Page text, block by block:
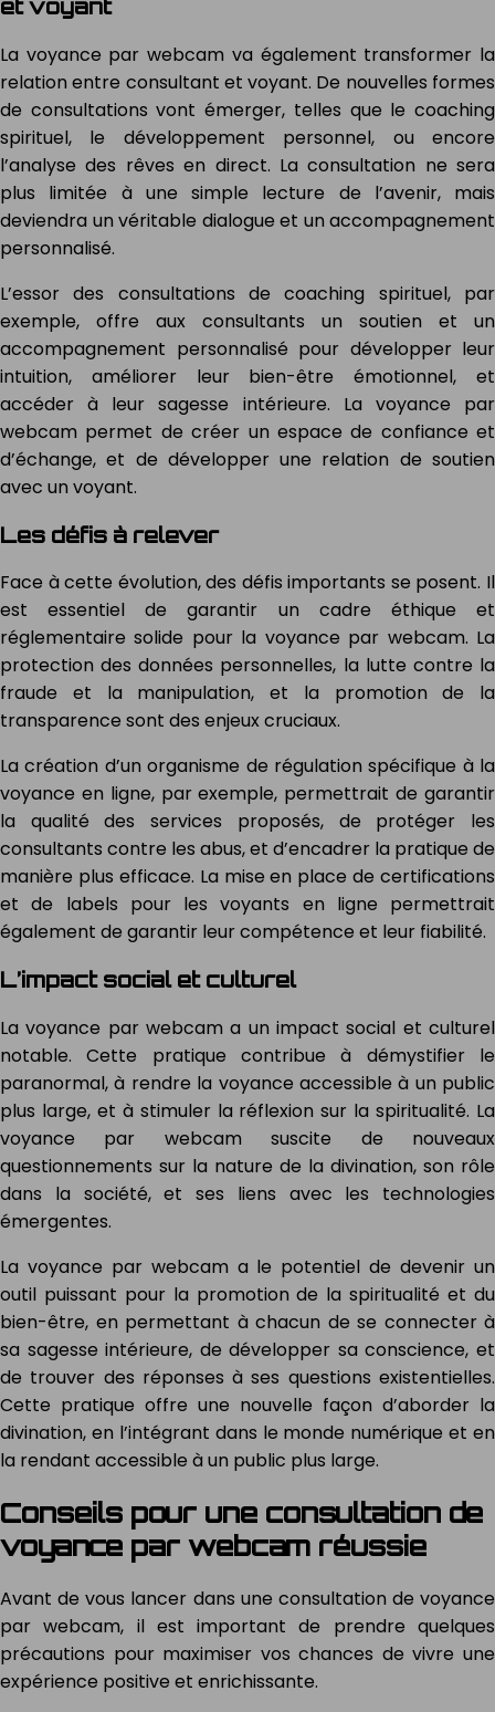
et voyant
La voyance par webcam va également transformer la
relation entre consultant et voyant. De nouvelles formes
de consultations vont émerger, telles que le coaching
spirituel, le développement personnel, ou encore
l’analyse des rêves en direct. La consultation ne sera
plus limitée à une simple lecture de l’avenir, mais
deviendra un véritable dialogue et un accompagnement
personnalisé.
L’essor des consultations de coaching spirituel, par
exemple, offre aux consultants un soutien et un
accompagnement personnalisé pour développer leur
intuition, améliorer leur bien-être émotionnel, et
accéder à leur sagesse intérieure. La voyance par
webcam permet de créer un espace de confiance et
d’échange, et de développer une relation de soutien
avec un voyant.
Les défis à relever
Face à cette évolution, des défis importants se posent. Il
est essentiel de garantir un cadre éthique et
réglementaire solide pour la voyance par webcam. La
protection des données personnelles, la lutte contre la
fraude et la manipulation, et la promotion de la
transparence sont des enjeux cruciaux.
La création d’un organisme de régulation spécifique à la
voyance en ligne, par exemple, permettrait de garantir
la qualité des services proposés, de protéger les
consultants contre les abus, et d’encadrer la pratique de
manière plus efficace. La mise en place de certifications
et de labels pour les voyants en ligne permettrait
également de garantir leur compétence et leur fiabilité.
L’impact social et culturel
La voyance par webcam a un impact social et culturel
notable. Cette pratique contribue à démystifier le
paranormal, à rendre la voyance accessible à un public
plus large, et à stimuler la réflexion sur la spiritualité. La
voyance par webcam suscite de nouveaux
questionnements sur la nature de la divination, son rôle
dans la société, et ses liens avec les technologies
émergentes.
La voyance par webcam a le potentiel de devenir un
outil puissant pour la promotion de la spiritualité et du
bien-être, en permettant à chacun de se connecter à
sa sagesse intérieure, de développer sa conscience, et
de trouver des réponses à ses questions existentielles.
Cette pratique offre une nouvelle façon d’aborder la
divination, en l’intégrant dans le monde numérique et en
la rendant accessible à un public plus large.
Conseils pour une consultation de
voyance par webcam réussie
Avant de vous lancer dans une consultation de voyance
par webcam, il est important de prendre quelques
précautions pour maximiser vos chances de vivre une
expérience positive et enrichissante.